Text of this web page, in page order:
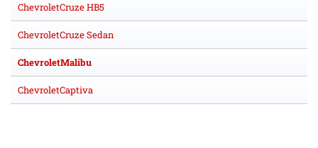
ChevroletCruze HB5
ChevroletCruze Sedan
ChevroletMalibu
ChevroletCaptiva